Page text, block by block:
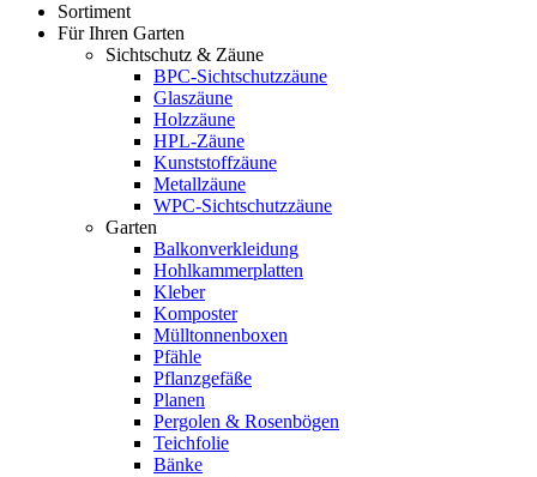
Sortiment
Für Ihren Garten
Sichtschutz & Zäune
BPC-Sichtschutzzäune
Glaszäune
Holzzäune
HPL-Zäune
Kunststoffzäune
Metallzäune
WPC-Sichtschutzzäune
Garten
Balkonverkleidung
Hohlkammerplatten
Kleber
Komposter
Mülltonnenboxen
Pfähle
Pflanzgefäße
Planen
Pergolen & Rosenbögen
Teichfolie
Bänke